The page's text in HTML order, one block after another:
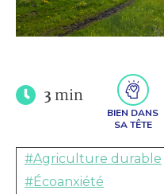
3 min
BIEN DANS
SA TÊTE
#Agriculture durable
#Écoanxiété